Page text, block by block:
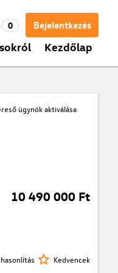
Bejelentkezés
0
Kezdőlap
ügynök aktiválása
10 490 000 Ft
Kedvencek